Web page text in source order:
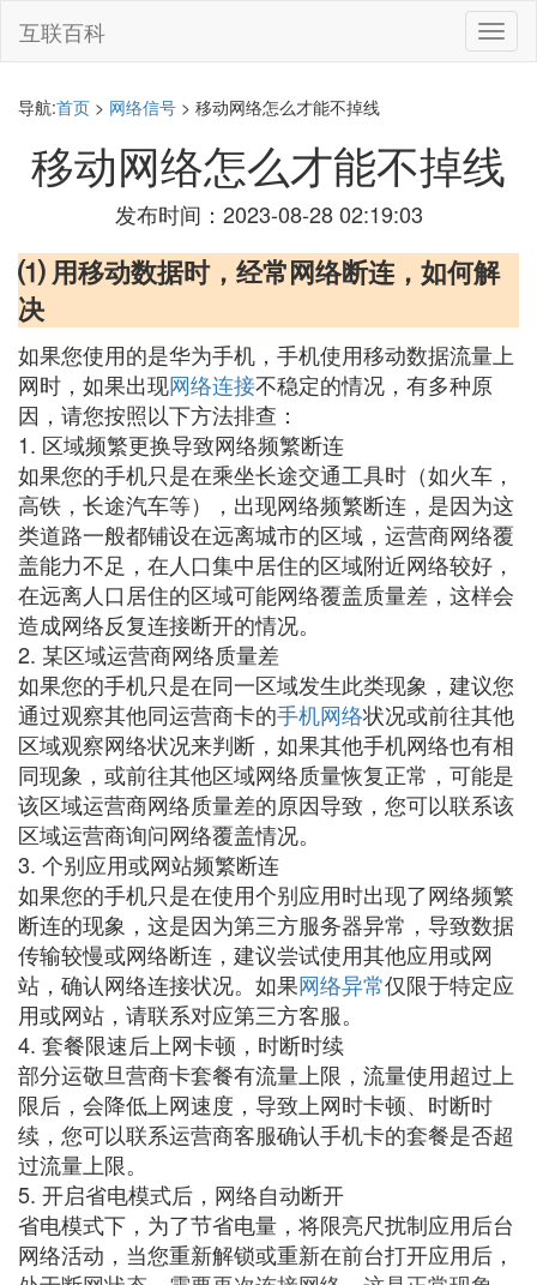
切
换
互联百科
导航:首页 > 网络信号 > 移动网络怎么才能不掉线
移动网络怎么才能不掉线
发布时间：2023-08-28 02:19:03
⑴ 用移动数据时，经常网络断连，如何解
决
如果您使用的是华为手机，手机使用移动数据流量上
网时，如果出现网络连接不稳定的情况，有多种原
因，请您按照以下方法排查：
1. 区域频繁更换导致网络频繁断连
如果您的手机只是在乘坐长途交通工具时（如火车，
高铁，长途汽车等），出现网络频繁断连，是因为这
类道路一般都铺设在远离城市的区域，运营商网络覆
盖能力不足，在人口集中居住的区域附近网络较好，
在远离人口居住的区域可能网络覆盖质量差，这样会
造成网络反复连接断开的情况。
2. 某区域运营商网络质量差
如果您的手机只是在同一区域发生此类现象，建议您
通过观察其他同运营商卡的手机网络状况或前往其他
区域观察网络状况来判断，如果其他手机网络也有相
同现象，或前往其他区域网络质量恢复正常，可能是
该区域运营商网络质量差的原因导致，您可以联系该
区域运营商询问网络覆盖情况。
3. 个别应用或网站频繁断连
如果您的手机只是在使用个别应用时出现了网络频繁
断连的现象，这是因为第三方服务器异常，导致数据
传输较慢或网络断连，建议尝试使用其他应用或网
站，确认网络连接状况。如果网络异常仅限于特定应
用或网站，请联系对应第三方客服。
4. 套餐限速后上网卡顿，时断时续
部分运敬旦营商卡套餐有流量上限，流量使用超过上
限后，会降低上网速度，导致上网时卡顿、时断时
续，您可以联系运营商客服确认手机卡的套餐是否超
过流量上限。
5. 开启省电模式后，网络自动断开
省电模式下，为了节省电量，将限亮尺扰制应用后台
网络活动，当您重新解锁或重新在前台打开应用后，